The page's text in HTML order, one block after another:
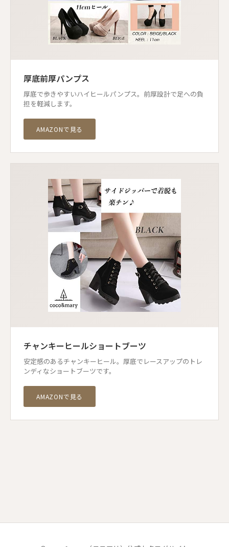
厚底前厚パンプス
厚底で歩きやすいハイヒールパンプス。前厚設計で足への負
担を軽減します。
AMAZONで見る
チャンキーヒールショートブーツ
安定感のあるチャンキーヒール。厚底でレースアップのトレ
ンディなショートブーツです。
AMAZONで見る